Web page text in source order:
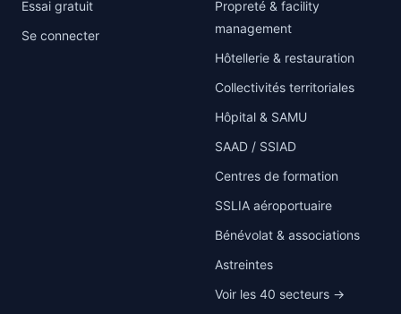
Essai gratuit
Se connecter
Propreté & facility
management
Hôtellerie & restauration
Collectivités territoriales
Hôpital & SAMU
SAAD / SSIAD
Centres de formation
SSLIA aéroportuaire
Bénévolat & associations
Astreintes
Voir les 40 secteurs →